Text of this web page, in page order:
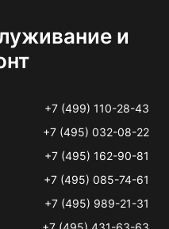
и
+7 (499) 110-28-43
+7 (495) 032-08-22
+7 (495) 162-90-81
+7 (495) 085-74-61
+7 (495) 989-21-31